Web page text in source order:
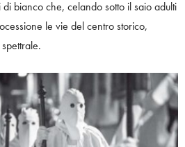
bianco che, celando sotto il saio adulti
le vie del centro storico,